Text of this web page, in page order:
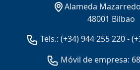
Alameda
48001 Bilbao
Tels.: (+34) 944 255 220-
Móvil de empresa: